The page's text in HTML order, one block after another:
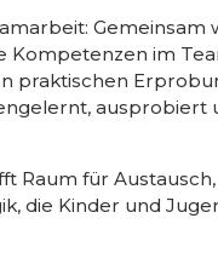
Gemeinsam
Kompetenzen im
praktischen
ausprobiert
Raum für
die Kinder und